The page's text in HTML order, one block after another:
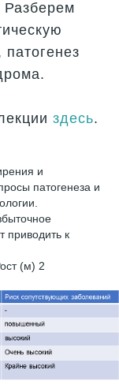
Разберем
здесь.
и
патогенеза и
приводить к
(м) 2